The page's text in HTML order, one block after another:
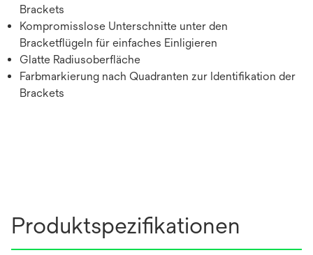
Brackets
Kompromisslose Unterschnitte unter den
Bracketflügeln für einfaches Einligieren
Glatte Radiusoberfläche
Farbmarkierung nach Quadranten zur Identifikation der
Brackets
Produktspezifikationen